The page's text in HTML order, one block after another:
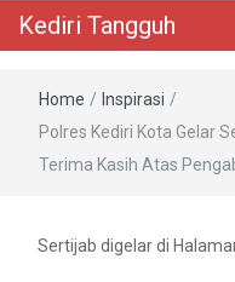
Kediri Tangguh
Home / Inspirasi /
Polres Kediri Kota Gelar
Terima Kasih Atas
Sertijab digelar di